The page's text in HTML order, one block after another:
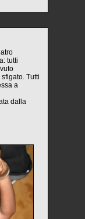
tutti
Tutti
a
dalla